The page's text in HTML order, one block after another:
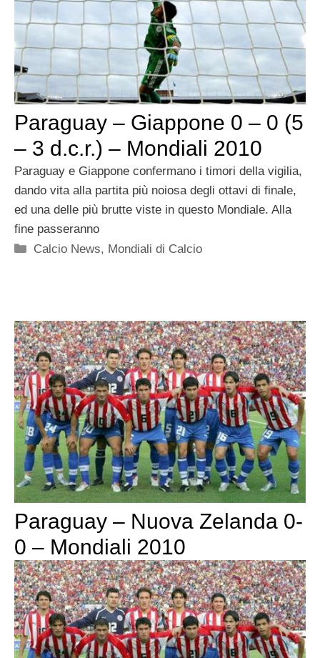
Paraguay – Giappone 0 – 0 (5
– 3 d.c.r.) – Mondiali 2010
Paraguay e Giappone confermano i timori della vigilia,
dando vita alla partita più noiosa degli ottavi di finale,
ed una delle più brutte viste in questo Mondiale. Alla
fine passeranno
Categorie
Calcio News, Mondiali di Calcio
Paraguay – Nuova Zelanda 0-
0 – Mondiali 2010